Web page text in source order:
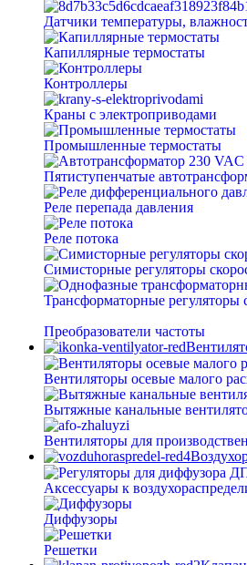
Датчики температуры,
Капиллярные термостаты
Контроллеры
Краны с электроприводами
Промышленные термостаты
Пятиступенчатые
Реле перепада давления
Реле потока
Симисторные регуляторы
Трансформаторные регуляторы
Преобразователи частоты
Вентиляторы осевые малого
Вытяжные канальные
Вентиляторы для
Аксессуары к
Диффузоры
Решетки